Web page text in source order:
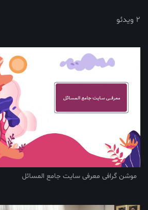
2 ویدئو
موشن گرافی معرفی سایت جامع المسائل